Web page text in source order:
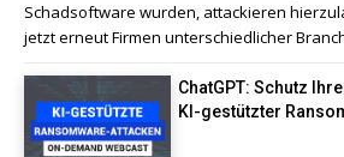
Schadsoftware wurden, attackieren
jetzt erneut Firmen unterschiedlicher
ChatGPT: Schutz
KI-gestützter